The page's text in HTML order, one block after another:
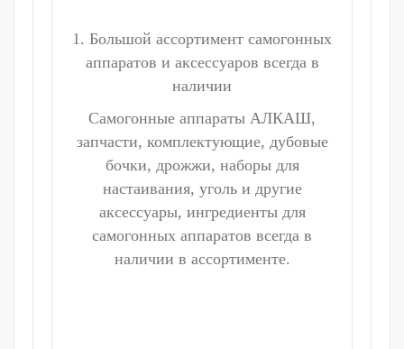
1. Большой ассортимент самогонных
аппаратов и аксессуаров всегда в
наличии
Самогонные аппараты АЛКАШ,
запчасти, комплектующие, дубовые
бочки, дрожжи, наборы для
настаивания, уголь и другие
аксессуары, ингредиенты для
самогонных аппаратов всегда в
наличии в ассортименте.